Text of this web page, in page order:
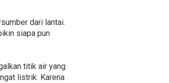
dari lantai.
siapa pun
titik air yang
listrik. Karena